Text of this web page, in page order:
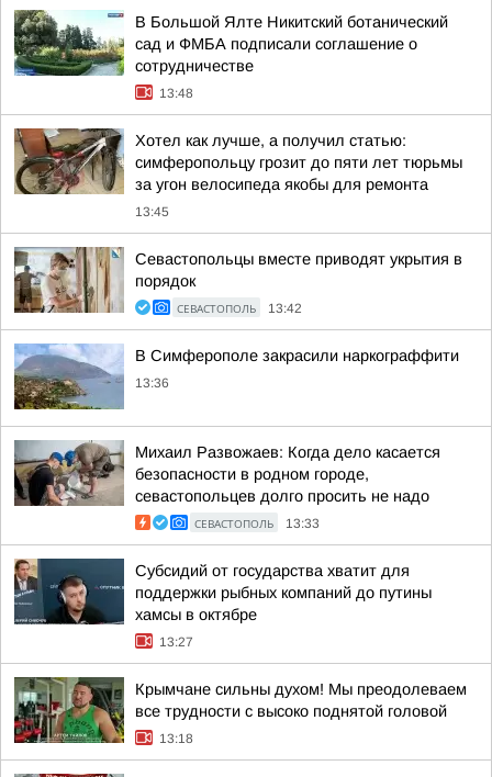
В Большой Ялте Никитский ботанический
сад и ФМБА подписали соглашение о
сотрудничестве
13:48
Хотел как лучше, а получил статью:
симферопольцу грозит до пяти лет тюрьмы
за угон велосипеда якобы для ремонта
13:45
Севастопольцы вместе приводят укрытия в
порядок
СЕВАСТОПОЛЬ 13:42
В Симферополе закрасили наркограффити
13:36
Михаил Развожаев: Когда дело касается
безопасности в родном городе,
севастопольцев долго просить не надо
СЕВАСТОПОЛЬ 13:33
Субсидий от государства хватит для
поддержки рыбных компаний до путины
хамсы в октябре
13:27
Крымчане сильны духом! Мы преодолеваем
все трудности с высоко поднятой головой
13:18